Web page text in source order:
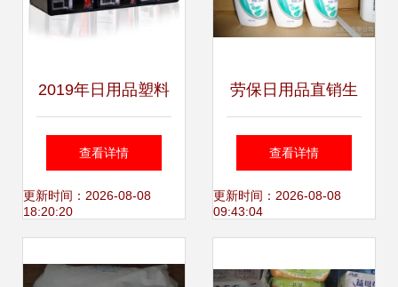
2019年日用品塑料
市场价格走势与批
发现状解析
查看详情
更新时间：2026-08-08
18:20:20
劳保日用品直销生
产批发品牌洗发水
进货渠道牙膏香皂
查看详情
更新时间：2026-08-08
09:43:04